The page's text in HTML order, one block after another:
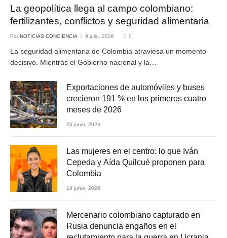
La geopolítica llega al campo colombiano:
fertilizantes, conflictos y seguridad alimentaria
Por NOTICIAS CONCIENCIA 9 julio, 2026 0
La seguridad alimentaria de Colombia atraviesa un momento
decisivo. Mientras el Gobierno nacional y la…
Exportaciones de automóviles y buses
crecieron 191 % en los primeros cuatro
meses de 2026
26 junio, 2026
Las mujeres en el centro: lo que Iván
Cepeda y Aída Quilcué proponen para
Colombia
18 junio, 2026
Mercenario colombiano capturado en
Rusia denuncia engaños en el